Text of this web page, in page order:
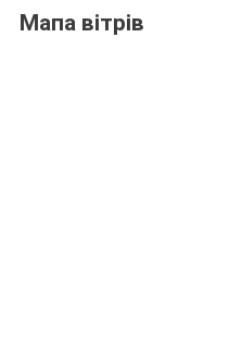
Мапа вітрів